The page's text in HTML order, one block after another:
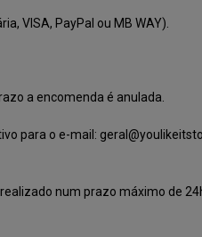
VISA, PayPal ou MB WAY).
a encomenda é anulada.
para o e-mail:
num prazo máximo de